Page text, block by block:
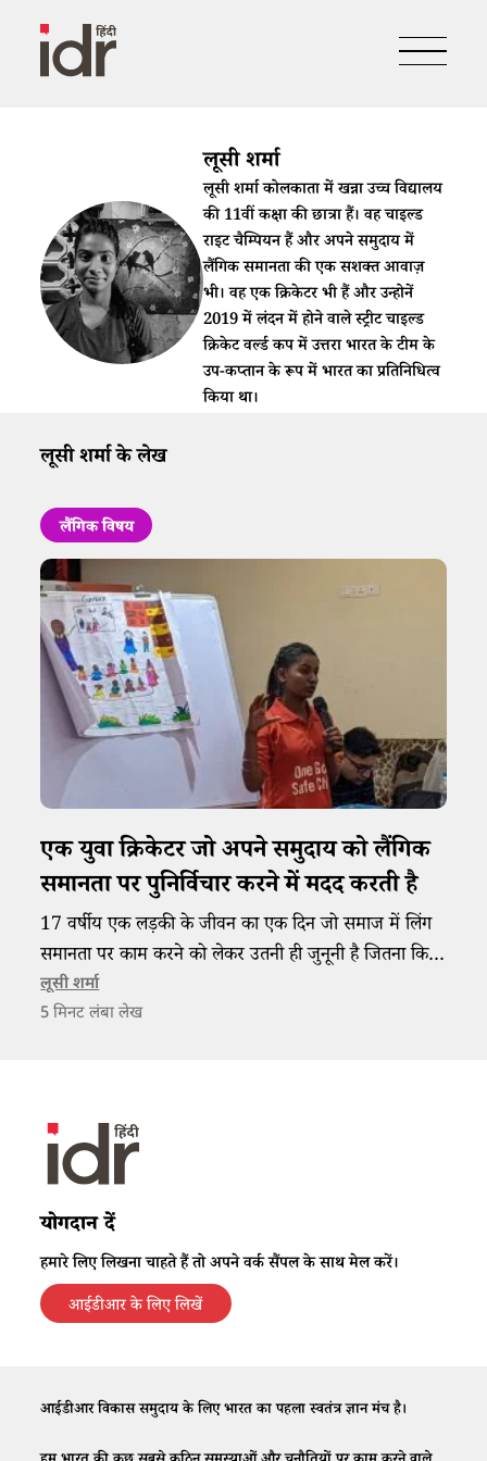
लूसी शर्मा
लूसी शर्मा कोलकाता में खन्ना उच्च विद्यालय
की 11वीं कक्षा की छात्रा हैं। वह चाइल्ड
राइट चैम्पियन हैं और अपने समुदाय में
लैंगिक समानता की एक सशक्त आवाज़
भी। वह एक क्रिकेटर भी हैं और उन्होनें
2019 में लंदन में होने वाले स्ट्रीट चाइल्ड
क्रिकेट वर्ल्ड कप में उत्तरा भारत के टीम के
उप-कप्तान के रूप में भारत का प्रतिनिधित्व
किया था।
लूसी शर्मा के लेख
लैंगिक विषय
एक युवा क्रिकेटर जो अपने समुदाय को लैंगिक
समानता पर पुनिर्विचार करने में मदद करती है
17 वर्षीय एक लड़की के जीवन का एक दिन जो समाज में लिंग
समानता पर काम करने को लेकर उतनी ही जुनूनी है जितना कि
क्रिकेट खेलने को लेकर।
लूसी शर्मा
5 मिनट लंबा लेख
योगदान दें
हमारे लिए लिखना चाहते हैं तो अपने वर्क सैंपल के साथ मेल करें।
आईडीआर के लिए लिखें
आईडीआर विकास समुदाय के लिए भारत का पहला स्वतंत्र ज्ञान मंच है।